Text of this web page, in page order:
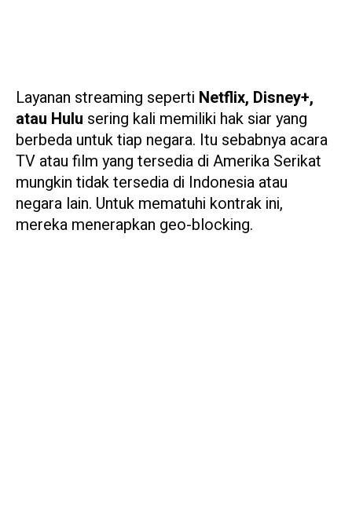
Layanan streaming seperti Netflix, Disney+,
atau Hulu sering kali memiliki hak siar yang
berbeda untuk tiap negara. Itu sebabnya acara
TV atau film yang tersedia di Amerika Serikat
mungkin tidak tersedia di Indonesia atau
negara lain. Untuk mematuhi kontrak ini,
mereka menerapkan geo-blocking.